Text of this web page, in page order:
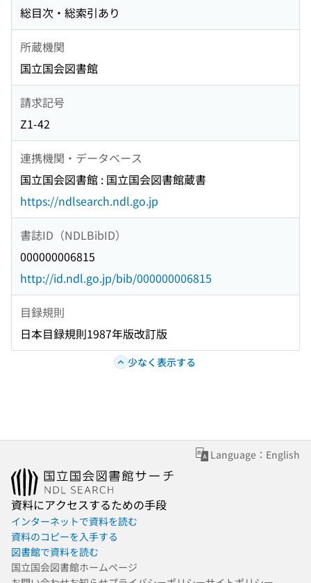
総目次・総索引あり
所蔵機関
国立国会図書館
請求記号
Z1-42
連携機関・データベース
国立国会図書館 : 国立国会図書館蔵書
https://ndlsearch.ndl.go.jp
書誌ID（NDLBibID）
000000006815
http://id.ndl.go.jp/bib/000000006815
目録規則
日本目録規則1987年版改訂版
少なく表示する
Language：English
資料にアクセスするための手段
インターネットで資料を読む
資料のコピーを入手する
図書館で資料を読む
国立国会図書館ホームページ